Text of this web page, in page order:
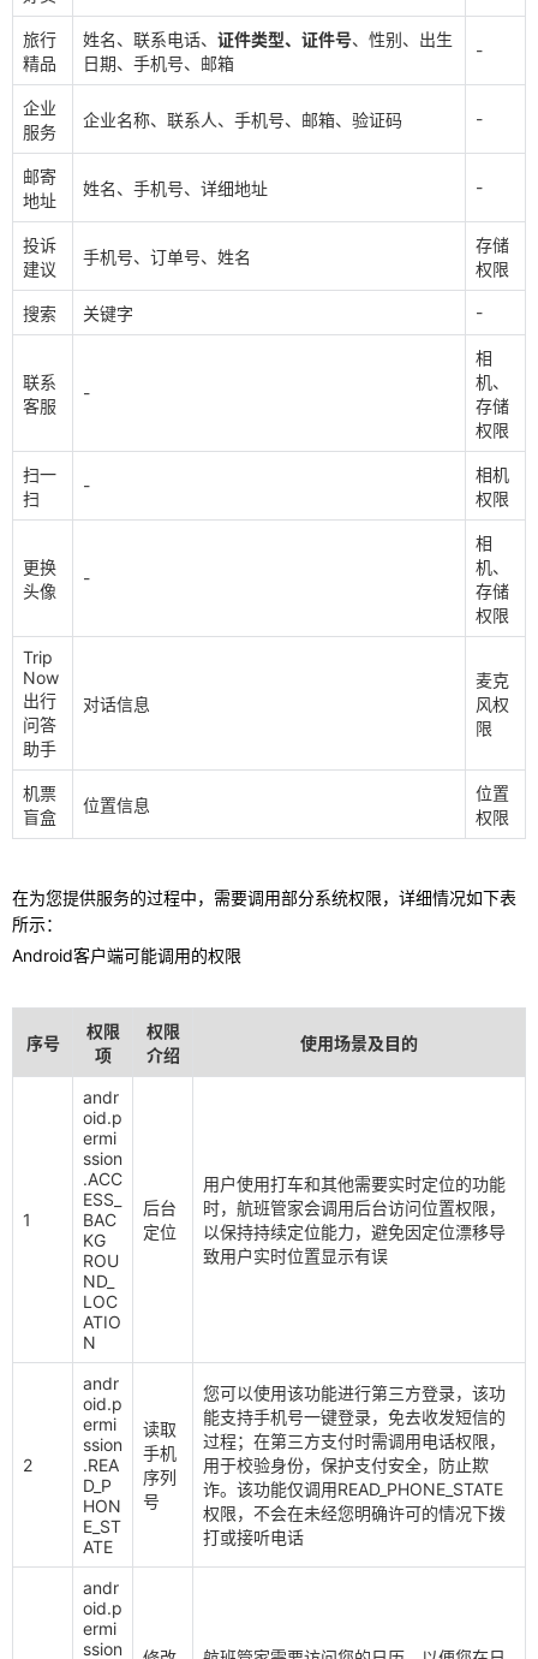
旅行
精品
姓名、联系电话、 证件类型、证件号、性别、出生
日期、手机号、邮箱
-
企业
服务
企业名称、联系人、手机号、邮箱、验证码 -
邮寄
地址
姓名、手机号、详细地址 -
投诉
建议
手机号、订单号、姓名
存储
权限
搜索 关键字 -
联系
客服
-
相
机、
存储
权限
扫一
扫
-
相机
权限
更换
头像
-
相
机、
存储
权限
Trip
Now
出行
问答
助手
对话信息
麦克
风权
限
机票
盲盒
位置信息
位置
权限
在为您提供服务的过程中，需要调用部分系统权限，详细情况如下表
所示：
Android客户端可能调用的权限
序号
权限
项
权限
介绍
使用场景及目的
1
andr
oid.p
ermi
ssion
.ACC
ESS_
BAC
KG
ROU
ND_
LOC
ATIO
N
后台
定位
用户使用打车和其他需要实时定位的功能
时，航班管家会调用后台访问位置权限，
以保持持续定位能力，避免因定位漂移导
致用户实时位置显示有误
2
andr
oid.p
ermi
ssion
.REA
D_P
HON
E_ST
ATE
读取
手机
序列
号
您可以使用该功能进行第三方登录，该功
能支持手机号一键登录，免去收发短信的
过程；在第三方支付时需调用电话权限，
用于校验身份，保护支付安全，防止欺
诈。该功能仅调用READ_PHONE_STATE
权限，不会在未经您明确许可的情况下拨
打或接听电话
andr
oid.p
ermi
ssion